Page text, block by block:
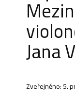
Jana
Zveřejněno: 5.